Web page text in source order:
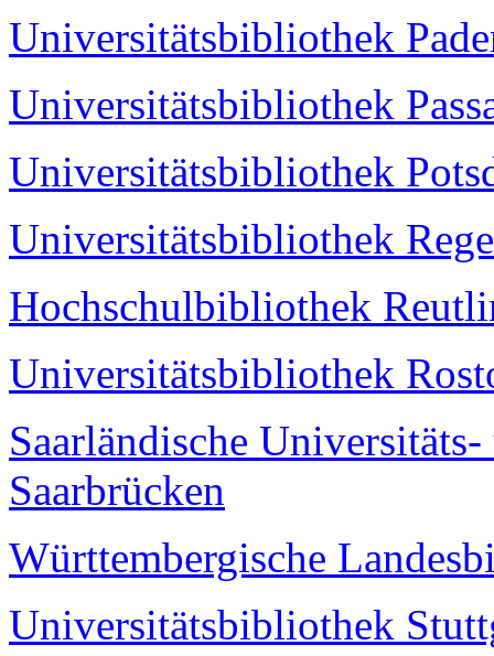
Universitätsbibliothek
Universitätsbibliothek
Universitätsbibliothek
Universitätsbibliothek
Hochschulbibliothek
Universitätsbibliothek
Saarländische
Saarbrücken
Württembergische
Universitätsbibliothek